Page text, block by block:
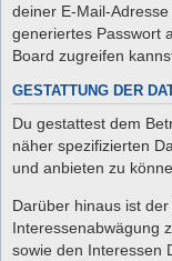
deiner E-Mail-
generiertes Passwort
Board zugreifen
GESTATTUNG DER
Du gestattest dem
näher spezifizierten
und anbieten zu
Darüber hinaus ist
Interessenabwägung
sowie den Interessen